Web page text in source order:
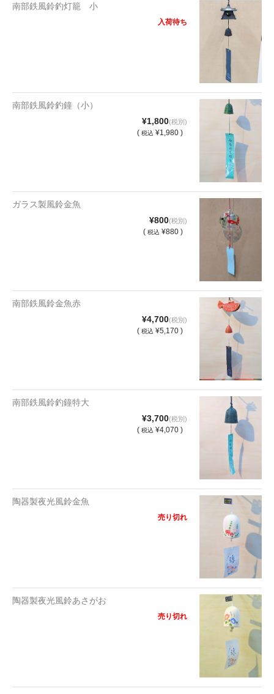
南部鉄風鈴釣灯籠 小
入荷待ち
南部鉄風鈴釣鐘（小）
¥1,800(税別)
( 税込 ¥1,980 )
ガラス製風鈴金魚
¥800(税別)
( 税込 ¥880 )
南部鉄風鈴金魚赤
¥4,700(税別)
( 税込 ¥5,170 )
南部鉄風鈴釣鐘特大
¥3,700(税別)
( 税込 ¥4,070 )
陶器製夜光風鈴金魚
売り切れ
陶器製夜光風鈴あさがお
売り切れ